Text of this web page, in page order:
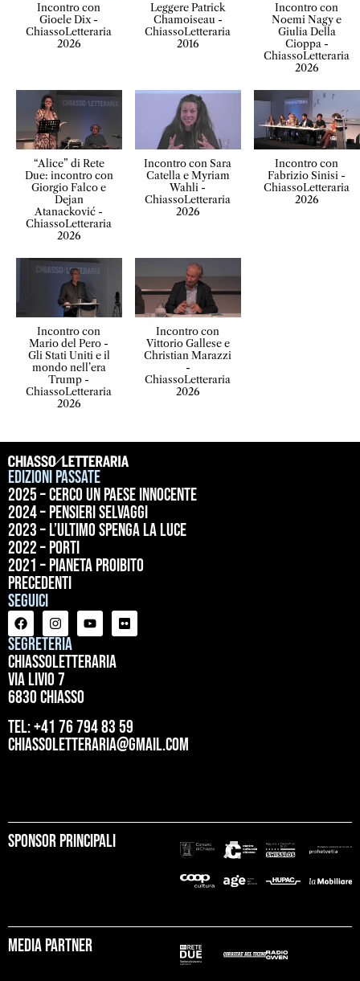
Incontro con
Gioele Dix -
ChiassoLetteraria
2026
Leggere Patrick
Chamoiseau -
ChiassoLetteraria
2016
Incontro con
Noemi Nagy e
Giulia Della
Cioppa -
ChiassoLetteraria
2026
“Alice” di Rete
Due: incontro con
Giorgio Falco e
Dejan
Atanacković -
ChiassoLetteraria
2026
Incontro con Sara
Catella e Myriam
Wahli -
ChiassoLetteraria
2026
Incontro con
Fabrizio Sinisi -
ChiassoLetteraria
2026
Incontro con
Mario del Pero -
Gli Stati Uniti e il
mondo nell’era
Trump -
ChiassoLetteraria
2026
Incontro con
Vittorio Gallese e
Christian Marazzi
-
ChiassoLetteraria
2026
Edizioni passate
2025 – Cerco un paese innocente
2024 – Pensieri selvaggi
2023 – L’ultimo spenga la luce
2022 – Porti
2021 – Pianeta proibito
precedenti
Seguici
Segreteria
ChiassoLetteraria
Via Livio 7
6830 Chiasso
tel: +41 76 794 83 59
chiassoletteraria@gmail.com
Sponsor principali
Media partner